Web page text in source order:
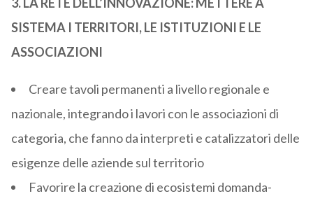
3. LA RETE DELL’INNOVAZIONE: METTERE A
SISTEMA I TERRITORI, LE ISTITUZIONI E LE
ASSOCIAZIONI
Creare tavoli permanenti a livello regionale e
nazionale, integrando i lavori con le associazioni di
categoria, che fanno da interpreti e catalizzatori delle
esigenze delle aziende sul territorio
Favorire la creazione di ecosistemi domanda-